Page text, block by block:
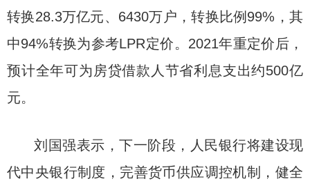
转换28.3万亿元、6430万户，转换比例99%，其
中94%转换为参考LPR定价。2021年重定价后，
预计全年可为房贷借款人节省利息支出约500亿
元。
刘国强表示，下一阶段，人民银行将建设现
代中央银行制度，完善货币供应调控机制，健全